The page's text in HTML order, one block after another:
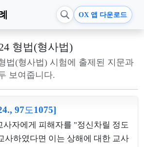
OX 앱 다운로드
형법(형사법)
법(형사법) 시험에 출제된 지문과
보여줍니다.
97도1075]
사자에게 피해자를 "정신차릴 정도
사하였다면 이는 상해에 대한 교사